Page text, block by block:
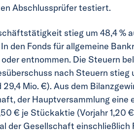
Abschlussprüfer testiert.
stieg um 48,4 %
den Fonds für allgemeine
entnommen. Die Steuern
nach Steuern stieg
Mio. €). Aus dem
der Hauptversammlung eine
€ je Stückaktie (Vorjahr 1,20
der Gesellschaft einschließlich